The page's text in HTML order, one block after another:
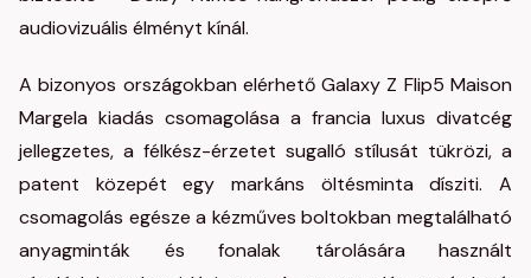
audiovizuális élményt kínál.
A bizonyos országokban elérhető Galaxy Z Flip5 Maison
Margela kiadás csomagolása a francia luxus divatcég
jellegzetes, a félkész-érzetet sugalló stílusát tükrözi, a
patent közepét egy markáns öltésminta dísziti. A
csomagolás egésze a kézműves boltokban megtalálható
anyagminták és fonalak tárolására használt